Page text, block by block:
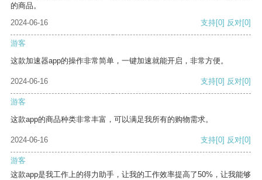
的商品。
2024-06-16
支持[0] 反对[0]
游客
这款加速器app的操作非常简单，一键加速就能开启，非常方便。
2024-06-16 支持[0] 反对[0]
游客
这款app的商品种类非常丰富，可以满足我所有的购物需求。
2024-06-16 支持[0] 反对[0]
游客
这款app是我工作上的得力助手，让我的工作效率提高了50%，让我能够